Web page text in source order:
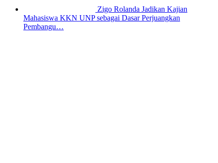
Zigo Rolanda Jadikan Kajian
Mahasiswa KKN UNP sebagai Dasar Perjuangkan
Pembangu…